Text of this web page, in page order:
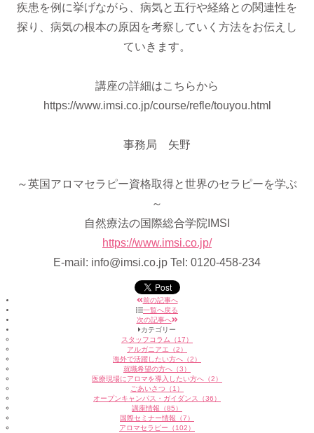
疾患を例に挙げながら、病気と五行や経絡との関連性を
探り、病気の根本の原因を考察していく方法をお伝えし
ていきます。
講座の詳細はこちらから
https://www.imsi.co.jp/course/refle/touyou.html
事務局 矢野
～英国アロマセラピー資格取得と世界のセラピーを学ぶ
～
自然療法の国際総合学院IMSI
https://www.imsi.co.jp/
E-mail: info@imsi.co.jp Tel: 0120-458-234
前の記事へ
一覧へ戻る
次の記事へ
カテゴリー
スタッフコラム（17）
アルガニアエ（2）
海外で活躍したい方へ（2）
就職希望の方へ（3）
医療現場にアロマを導入したい方へ（2）
ごあいさつ（1）
オープンキャンパス・ガイダンス（36）
講座情報（85）
国際セミナー情報（7）
アロマセラピー（102）